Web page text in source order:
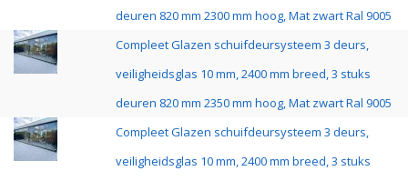
deuren 820 mm 2300 mm hoog, Mat zwart Ral 9005
Compleet Glazen schuifdeursysteem 3 deurs,
veiligheidsglas 10 mm, 2400 mm breed, 3 stuks
deuren 820 mm 2350 mm hoog, Mat zwart Ral 9005
Compleet Glazen schuifdeursysteem 3 deurs,
veiligheidsglas 10 mm, 2400 mm breed, 3 stuks